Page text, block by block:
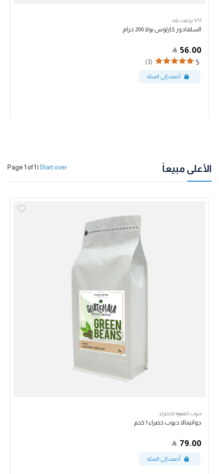
V12 برايفت بلند
السلفادور كارلوس بولا 200 جرام
56.00
5
(3)
الأعلى مبيعاً Page 1 of 1 | Start over
حبوب القهوة الخضراء
جواتيمالا حبوب خضراء 1 كجم
79.00